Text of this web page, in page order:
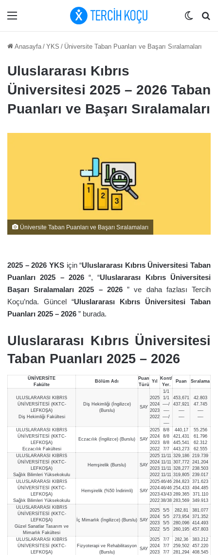
Menü Dış
Anasayfa / YKS / Üniversite Taban Puanları ve Başarı Sıralamaları
Uluslararası Kıbrıs
Üniversitesi 2025 – 2026 Taban
Puanları ve Başarı Sıralamaları
Üniversite Taban Puanları ve Başarı Sıralamaları
2025 – 2026 YKSiçin “Uluslararası Kıbrıs Üniversitesi Taban
Puanları 2025 – 2026“, “Uluslararası Kıbrıs Üniversitesi
Başarı Sıralamaları 2025 – 2026” ve daha fazlası Tercih
Koçu’nda. Güncel “Uluslararası Kıbrıs Üniversitesi Taban
Puanları 2025 – 2026 ” burada.
Uluslararası Kıbrıs Üniversitesi
Taban Puanları 2025 – 2026
ÜNİVERSİTE
Fakülte
Bölüm Adı
Puan
Türü
Yıl
Kont/
Yer.
Puan Sıralama
ULUSLARARASI KIBRIS
ÜNİVERSİTESİ (KKTC-
LEFKOŞA)
Diş Hekimliği Fakültesi
Diş Hekimliği (İngilizce)
(Burslu)
SAY
2025
2024
2023
2022
1/1
1/1
—-/
—-
—-/
—-
453,671
437,921
—-
—-
42.803
47.745
—-
—-
ULUSLARARASI KIBRIS
ÜNİVERSİTESİ (KKTC-
LEFKOŞA)
Eczacılık Fakültesi
Eczacılık (İngilizce) (Burslu) SAY
2025
2024
2023
2022
8/8
8/8
8/8
7/7
440,17
421,431
445,541
443,273
55.256
61.796
62.312
62.555
ULUSLARARASI KIBRIS
ÜNİVERSİTESİ (KKTC-
LEFKOŞA)
Sağlık Bilimleri Yüksekokulu
Hemşirelik (Burslu) SAY
2025
2024
2023
2022
11/11
11/11
11/11
11/11
329,186
307,772
328,277
319,805
219.739
241.204
238.503
239.017
ULUSLARARASI KIBRIS
ÜNİVERSİTESİ (KKTC-
LEFKOŞA)
Sağlık Bilimleri Yüksekokulu
Hemşirelik (%50 İndirimli) SAY
2025
2024
2023
2022
46/46
46/46
43/43
38/38
284,823
254,433
289,365
283,569
371.623
494.485
371.110
349.913
ULUSLARARASI KIBRIS
ÜNİVERSİTESİ (KKTC-
LEFKOŞA)
Güzel Sanatlar Tasarım ve
Mimarlık Fakültesi
İç Mimarlık (İngilizce) (Burslu) SAY
2025
2024
2023
2022
5/5
5/5
5/5
5/5
282,81
273,954
280,096
260,195
381.077
371.352
414.493
457.803
ULUSLARARASI KIBRIS
ÜNİVERSİTESİ (KKTC-
LEFKOŞA)
Fizyoterapi ve Rehabilitasyon
(Burslu)
SAY
2025
2024
2023
7/7
7/7
7/7
282,36
259,502
281,294
383.212
457.220
408.545